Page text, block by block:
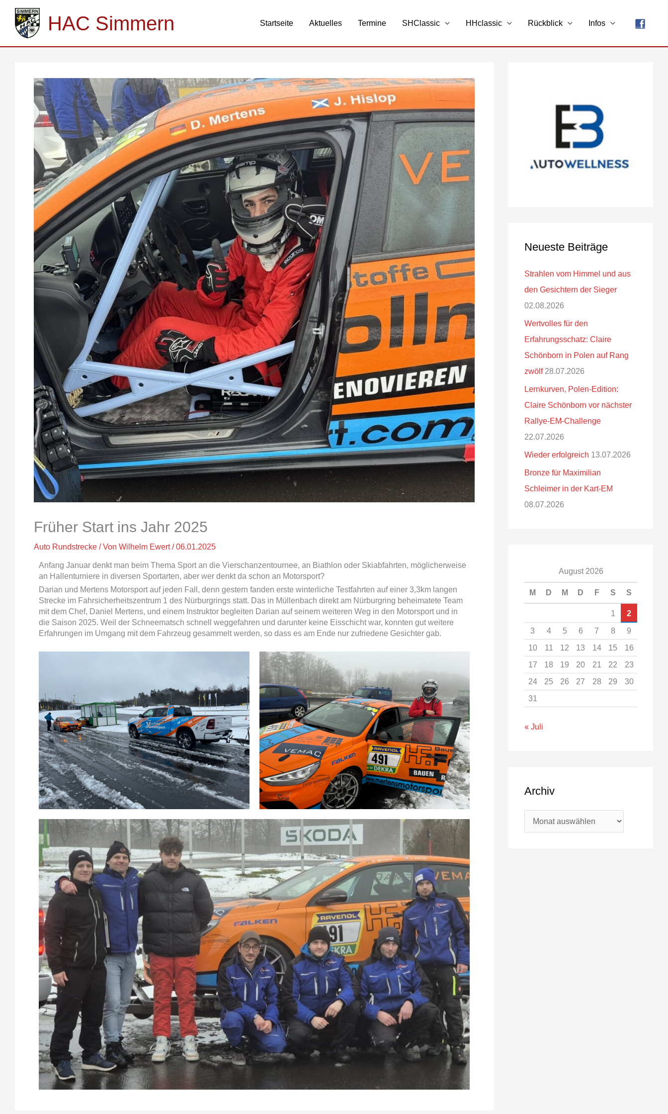
Inhalt
springen
HAC Simmern Startseite Aktuelles Termine SHClassic HHclassic Rückblick Infos
Früher Start ins Jahr 2025
Auto Rundstrecke / VonWilhelm Ewert/06.01.2025
Anfang Januar denkt man beim Thema Sport an die Vierschanzentournee, an Biathlon oder Skiabfahrten, möglicherweise
an Hallenturniere in diversen Sportarten, aber wer denkt da schon an Motorsport?
Darian und Mertens Motorsport auf jeden Fall, denn gestern fanden erste winterliche Testfahrten auf einer 3,3km langen
Strecke im Fahrsicherheitszentrum 1 des Nürburgrings statt. Das in Müllenbach direkt am Nürburgring beheimatete Team
mit dem Chef, Daniel Mertens, und einem Instruktor begleiten Darian auf seinem weiteren Weg in den Motorsport und in
die Saison 2025. Weil der Schneematsch schnell weggefahren und darunter keine Eisschicht war, konnten gut weitere
Erfahrungen im Umgang mit dem Fahrzeug gesammelt werden, so dass es am Ende nur zufriedene Gesichter gab.
Neueste Beiträge
Strahlen vom Himmel und aus
den Gesichtern der Sieger
02.08.2026
Wertvolles für den
Erfahrungsschatz: Claire
Schönborn in Polen auf Rang
zwölf 28.07.2026
Lernkurven, Polen-Edition:
Claire Schönborn vor nächster
Rallye-EM-Challenge
22.07.2026
Wieder erfolgreich 13.07.2026
Bronze für Maximilian
Schleimer in der Kart-EM
08.07.2026
August 2026
M D M D F S S
1 2
3 4 5 6 7 8
9
10
11 12 13 14 15
16
17
18 19 20 21 22
23
24
25 26 27 28 29
30
31
« Juli
Archiv